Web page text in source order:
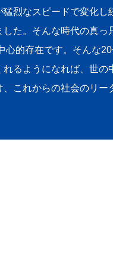
烈なスピードで変化
た。そんな時代の真
心的存在です。そんな
るようになれば、世
これからの社会のリ